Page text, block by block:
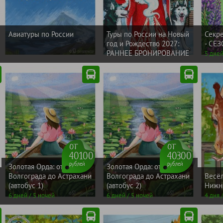
Авиатуры по России
Туры по России на Новый
год и Рождество 2027:
РАННЕЕ БРОНИРОВАНИЕ
-
5
Золотая Орда: от
Волгограда до Астрахани
(автобус 1)
6 дней / 5 ночей
от
40100
рублей
Золотая Орда: от
Волгограда до Астрахани
(автобус 2)
6 дней / 5 ночей
от
40300
рублей
4 дня